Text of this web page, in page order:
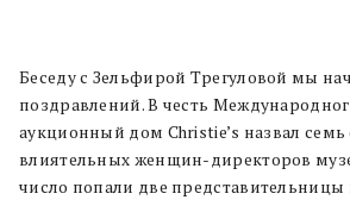
Беседу с Зельфирой Трегуловой мы
поздравлений. В честь
аукционный дом Christie’s назвал
влиятельных женщин-директоров
число попали две представительницы